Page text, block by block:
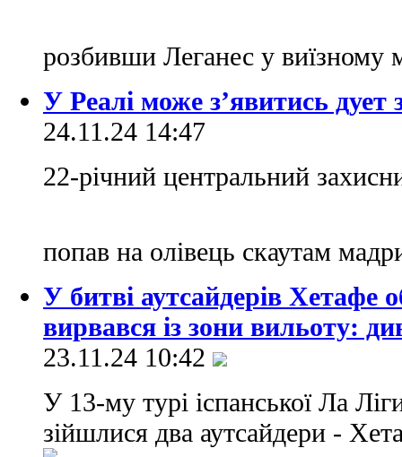
розбивши Леганес у виїзному
У Реалі може з’явитись дует
24.11.24 14:47
22-річний центральний
попав на олівець скаутам
У битві аутсайдерів Хетафе
вирвався із зони вильоту:
23.11.24 10:42
У 13-му турі іспанської Ла
зійшлися два аутсайдери -